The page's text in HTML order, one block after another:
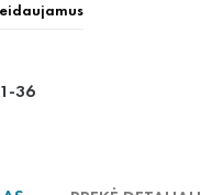
36